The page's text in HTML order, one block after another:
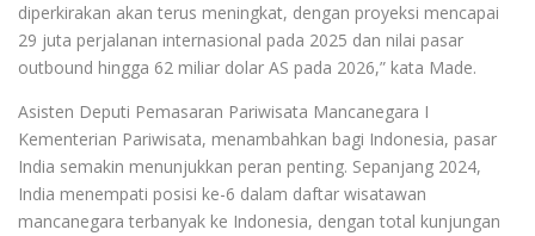
diperkirakan akan terus meningkat, dengan proyeksi mencapai
29 juta perjalanan internasional pada 2025 dan nilai pasar
outbound hingga 62 miliar dolar AS pada 2026,” kata Made.
Asisten Deputi Pemasaran Pariwisata Mancanegara I
Kementerian Pariwisata, menambahkan bagi Indonesia, pasar
India semakin menunjukkan peran penting. Sepanjang 2024,
India menempati posisi ke-6 dalam daftar wisatawan
mancanegara terbanyak ke Indonesia, dengan total kunjungan